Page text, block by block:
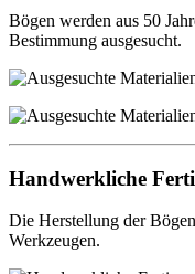
Bögen werden aus 50
Bestimmung ausgesucht.
Handwerkliche
Die Herstellung der
Werkzeugen.